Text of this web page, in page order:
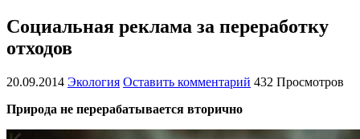
Социальная реклама за переработку
отходов
20.09.2014 Экология Оставить комментарий 432 Просмотров
Природа не перерабатывается вторично